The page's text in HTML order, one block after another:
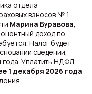
отдела
взносов № 1
Марина Буравова,
доход по
Налог будет
сведений,
года. Уплатить НДФЛ
1 декабря 2026 года